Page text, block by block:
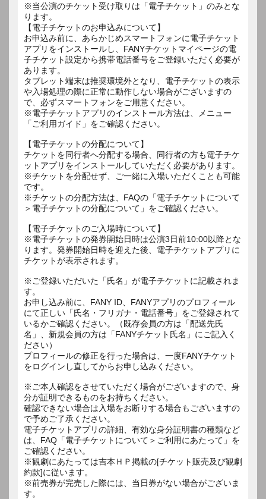
※当公演のチケット受け取りは「電子チケット」のみとな
ります。
【電子チケットのお申込みについて】
お申込み前に、あらかじめスマートフォンに電子チケット
アプリをインストールし、FANYチケットマイページの電
子チケット設定から携帯電話番号をご登録いただく必要が
あります。
タブレット端末は推奨環境外となり、電子チケットの表示
や入場処理の際に正常に動作しない場合がございますの
で、必ずスマートフォンをご用意ください。
※電子チケットアプリのインストール方法は、メニュー
「ご利用ガイド」をご確認ください。
【電子チケットの分配について】
チケットを同行者へ分配する場合、同行者の方も電子チケ
ットアプリをインストールしていただく必要があります。
※チケットを分配せず、ご一緒に入場いただくことも可能
です。
※チケットの分配方法は、FAQの「電子チケットについて
＞電子チケットの分配について」をご確認ください。
【電子チケットのご入場時について】
※電子チケットの発券開始日時は公演3日前10:00以降とな
ります。発券開始日時を迎えた後、電子チケットアプリに
チケットが表示されます。
※ご登録いただいた「氏名」が電子チケットに記載されま
す。
お申し込み前に、FANY ID、FANYアプリのプロフィール
にて正しい「氏名・フリガナ・電話番号」をご登録されて
いるかご確認ください。（既存会員の方は「配送先氏
名」、新規会員の方は「FANYチケット氏名」にご記入く
ださい）
プロフィールの修正を行った場合は、一度FANYチケット
をログインし直してからお申し込みください。
※ご本人確認をさせていただく場合がございますので、身
分が証明できるものをお持ちください。
確認できない場合は入場をお断りする場合もございますの
で予めご了承ください。
電子チケットアプリの詳細、有効な身分証明書の種類など
は、FAQ「電子チケットについて＞ご利用にあたって」を
ご確認ください。
※観劇にあたっては吉本ＨＰ掲載の[チケット販売及び観劇
約款]に従います。
※前売券が完売した際には、当日券がない場合がございま
す。